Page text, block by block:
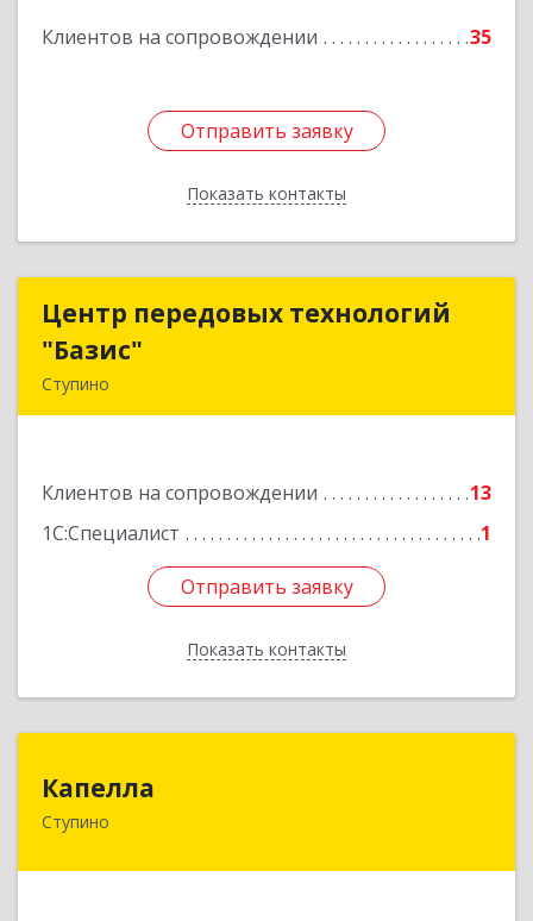
Клиентов на сопровождении 35
Отправить заявку
Показать контакты
Отправить заявку
Назад
Центр передовых технологий
"Базис"
Ступино
Клиентов на сопровождении
13
1С:Специалист
1
Отправить заявку
Показать контакты
Центр передовых технологий
Подробнее
Отправить заявку
Назад
Капелла
Ступино
142800, Московская обл, Ступино г, Андропова